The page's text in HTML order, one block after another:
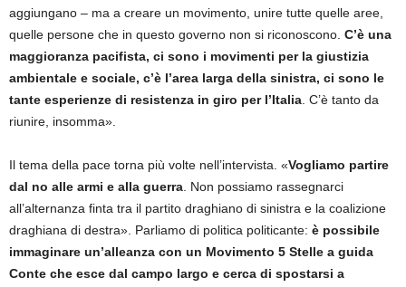
aggiungano – ma a creare un movimento, unire tutte quelle aree,
quelle persone che in questo governo non si riconoscono. C’è una
maggioranza pacifista, ci sono i movimenti per la giustizia
ambientale e sociale, c’è l’area larga della sinistra, ci sono le
tante esperienze di resistenza in giro per l’Italia. C’è tanto da
riunire, insomma».
Il tema della pace torna più volte nell’intervista. «Vogliamo partire
dal no alle armi e alla guerra. Non possiamo rassegnarci
all’alternanza finta tra il partito draghiano di sinistra e la coalizione
draghiana di destra». Parliamo di politica politicante: è possibile
immaginare un’alleanza con un Movimento 5 Stelle a guida
Conte che esce dal campo largo e cerca di spostarsi a